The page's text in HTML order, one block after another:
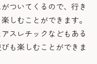
ついてくるので、行き
しむことができます。
スレチックなどもある
も楽しむことができま